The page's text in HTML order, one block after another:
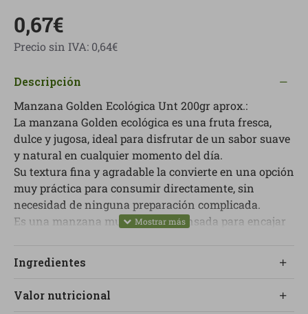
0,67€
Precio sin IVA: 0,64€
Descripción
Manzana Golden Ecológica Unt 200gr aprox.:
La manzana Golden ecológica es una fruta fresca,
dulce y jugosa, ideal para disfrutar de un sabor suave
y natural en cualquier momento del día.
Su textura fina y agradable la convierte en una opción
muy práctica para consumir directamente, sin
necesidad de ninguna preparación complicada.
Es una manzana muy versátil, pensada para encajar
mano.
adultos como a niños, y permite incorporar más fruta
Ingredientes
Valor nutricional